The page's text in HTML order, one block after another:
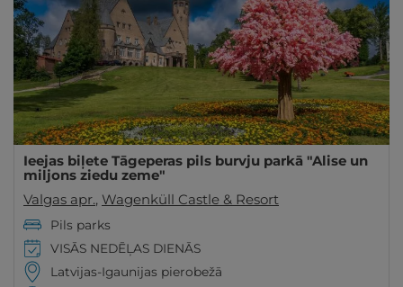
Ieejas biļete Tāgeperas pils burvju parkā "Alise un
miljons ziedu zeme"
Valgas apr., Wagenküll Castle & Resort
Pils parks
VISĀS NEDĒĻAS DIENĀS
Latvijas-Igaunijas pierobežā